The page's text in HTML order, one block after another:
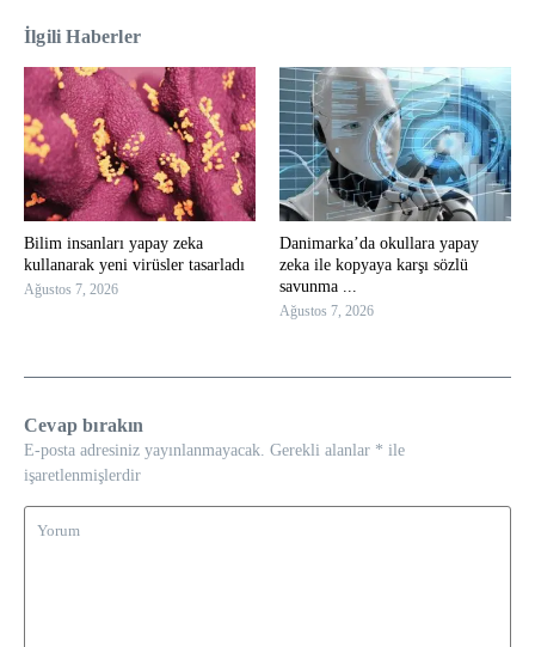
İlgili Haberler
Bilim insanları yapay zeka
kullanarak yeni virüsler tasarladı
Ağustos 7, 2026
Danimarka’da okullara yapay
zeka ile kopyaya karşı sözlü
savunma ...
Ağustos 7, 2026
Cevap bırakın
E-posta adresiniz yayınlanmayacak. Gerekli alanlar * ile
işaretlenmişlerdir